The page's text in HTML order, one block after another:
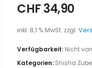
CHF34,90
inkl. 8,1 % MwSt. zzgl.
Verfügbarkeit: Nicht
Kategorien: Shisha